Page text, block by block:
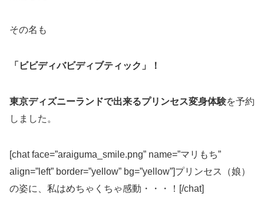
その名も
「ビビディバビディブティック」！
東京ディズニーランドで出来るプリンセス変身体験を予約
しました。
[chat face=”araiguma_smile.png” name=”マリもち”
align=”left” border=”yellow” bg=”yellow”]プリンセス（娘）
の姿に、私はめちゃくちゃ感動・・・！[/chat]